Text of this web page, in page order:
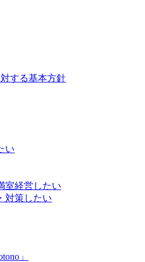
する基本方針
い
室経営したい
対策したい
」